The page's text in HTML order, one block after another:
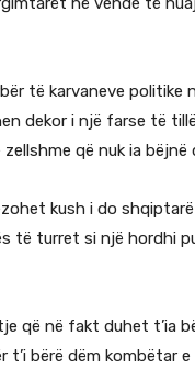
të karvaneve politike
dekor i një farse të
që nuk ia
kush i do
të turret si një hordhi
që në fakt duhet t’ia
t’i bërë dëm kombëtar